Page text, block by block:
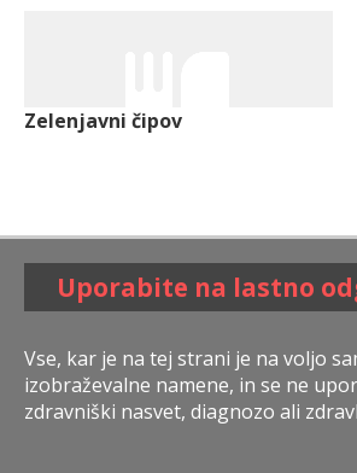
Zelenjavni čipov
Uporabite na lastno
Vse, kar je na tej strani je na voljo
izobraževalne namene, in se ne
zdravniški nasvet, diagnozo ali